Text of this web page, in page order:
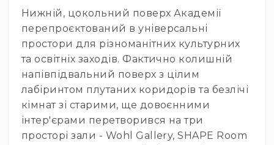
Конференційні
системи
Бари
Системи
синхронного
перекладу
Презентаційні/
екскурсійні
системи
Нижній, цокольний поверх Академії
перепроєктований в універсальні
простори для різноманітних культурних
та освітніх заходів. Фактично колишній
напівпідвальний поверх з цілим
лабіринтом плутаних коридорів та безлічі
кімнат зі старими, ще довоєнними
інтер'єрами перетворився на три
просторі зали - Wohl Gallery, SHAPE Room